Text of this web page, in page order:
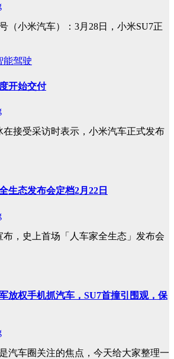
（小米汽车）：3月28日，小米SU7正
能驾驶
开始交付
在接受采访时表示，小米汽车正式发布
生态发布会定档2月22日
布，史上首场「人车家全生态」发布会
放权手机抓汽车，SU7首撞引围观，保
汽车圈关注的焦点，今天给大家整理一